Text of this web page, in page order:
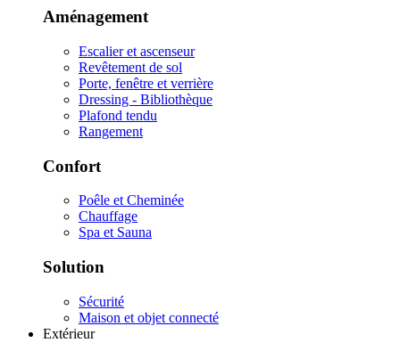
Aménagement
Escalier et ascenseur
Revêtement de sol
Porte, fenêtre et verrière
Dressing - Bibliothèque
Plafond tendu
Rangement
Confort
Poêle et Cheminée
Chauffage
Spa et Sauna
Solution
Sécurité
Maison et objet connecté
Extérieur